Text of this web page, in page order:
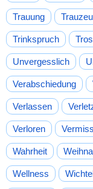
Trauung
Trinkspruch
Unvergesslich
Verabschiedung
Verlassen
Verloren
Wahrheit
Wellness